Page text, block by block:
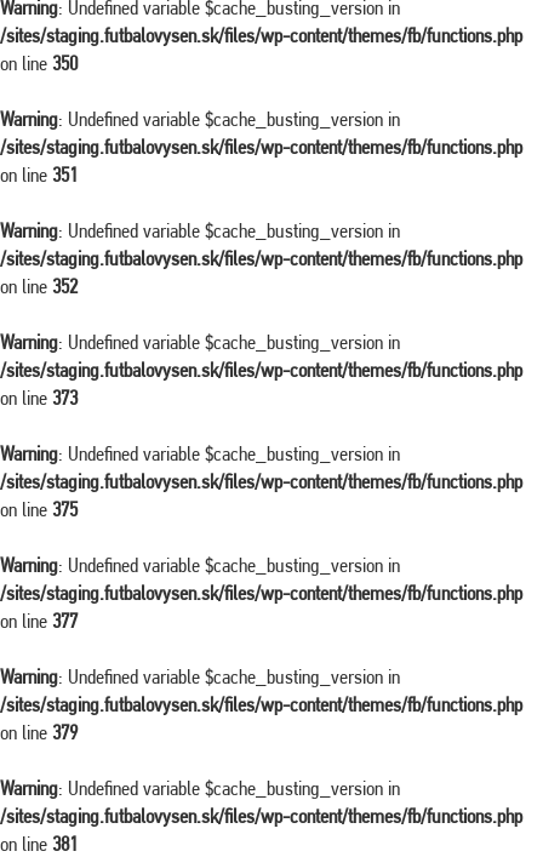
Warning: Undefined variable $cache_busting_version in
/sites/staging.futbalovysen.sk/files/wp-content/themes/fb/functions.php
on line 350
Warning: Undefined variable $cache_busting_version in
/sites/staging.futbalovysen.sk/files/wp-content/themes/fb/functions.php
on line 351
Warning: Undefined variable $cache_busting_version in
/sites/staging.futbalovysen.sk/files/wp-content/themes/fb/functions.php
on line 352
Warning: Undefined variable $cache_busting_version in
/sites/staging.futbalovysen.sk/files/wp-content/themes/fb/functions.php
on line 373
Warning: Undefined variable $cache_busting_version in
/sites/staging.futbalovysen.sk/files/wp-content/themes/fb/functions.php
on line 375
Warning: Undefined variable $cache_busting_version in
/sites/staging.futbalovysen.sk/files/wp-content/themes/fb/functions.php
on line 377
Warning: Undefined variable $cache_busting_version in
/sites/staging.futbalovysen.sk/files/wp-content/themes/fb/functions.php
on line 379
Warning: Undefined variable $cache_busting_version in
/sites/staging.futbalovysen.sk/files/wp-content/themes/fb/functions.php
on line 381